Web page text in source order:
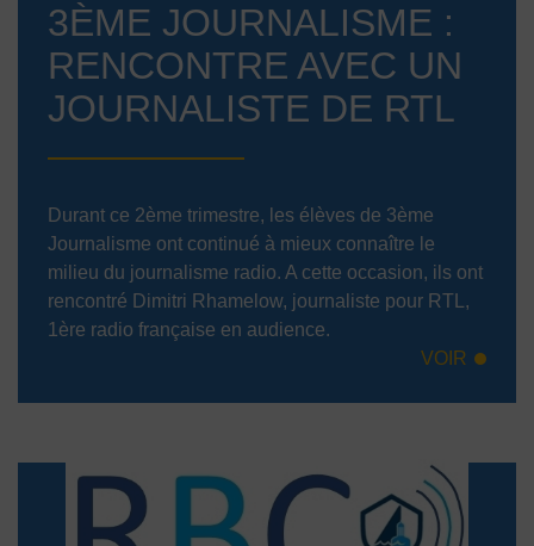
3ÈME JOURNALISME :
RENCONTRE AVEC UN
JOURNALISTE DE RTL
Durant ce 2ème trimestre, les élèves de 3ème
Journalisme ont continué à mieux connaître le
milieu du journalisme radio. A cette occasion, ils ont
rencontré Dimitri Rhamelow, journaliste pour RTL,
1ère radio française en audience.
VOIR